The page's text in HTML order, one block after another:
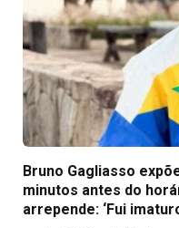
Bruno Gagliasso
minutos antes do
arrepende: ‘Fui